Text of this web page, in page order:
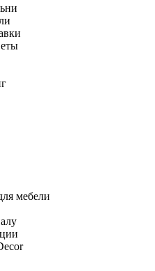
мебели